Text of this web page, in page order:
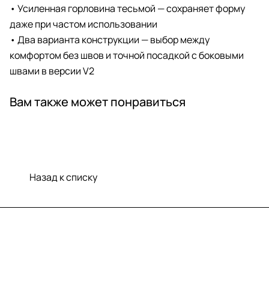
• Усиленная горловина тесьмой — сохраняет форму
даже при частом использовании
• Два варианта конструкции — выбор между
комфортом без швов и точной посадкой с боковыми
швами в версии V2
Вам также может понравиться
Назад к списку